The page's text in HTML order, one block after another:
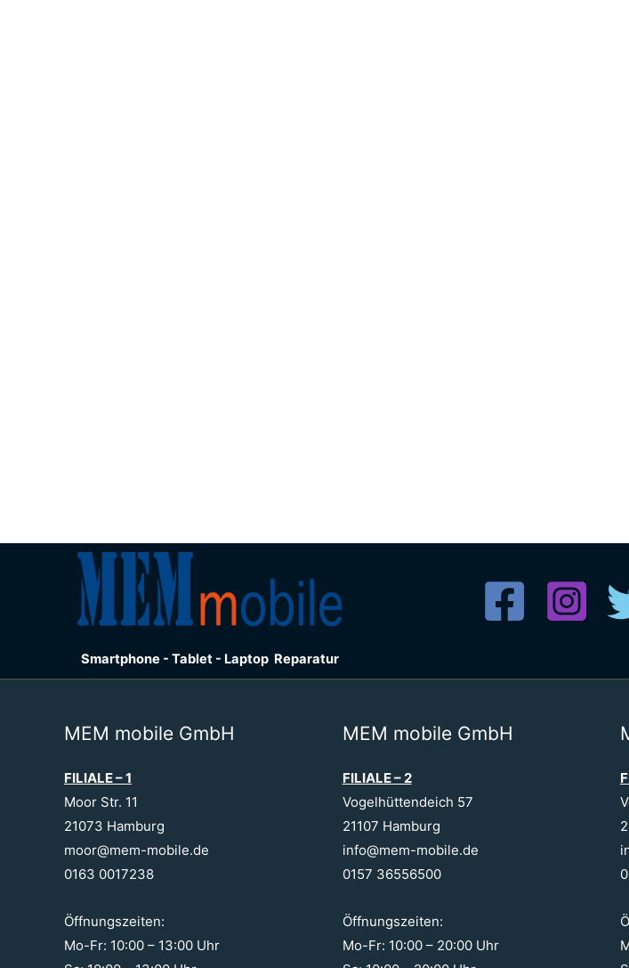
Smartphone - Tablet - Laptop Reparatur
MEM mobile GmbH
FILIALE – 1
Moor Str. 11
21073 Hamburg
moor@mem-mobile.de
0163 0017238
Öffnungszeiten:
Mo-Fr: 10:00 – 13:00 Uhr
MEM mobile GmbH
FILIALE – 2
Vogelhüttendeich 57
21107 Hamburg
info@mem-mobile.de
0157 36556500
Öffnungszeiten:
Mo-Fr: 10:00 – 20:00 Uhr